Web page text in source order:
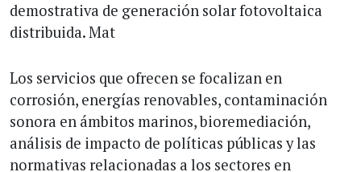
demostrativa de generación solar fotovoltaica
distribuida. Mat
Los servicios que ofrecen se focalizan en
corrosión, energías renovables, contaminación
sonora en ámbitos marinos, bioremediación,
análisis de impacto de políticas públicas y las
normativas relacionadas a los sectores en